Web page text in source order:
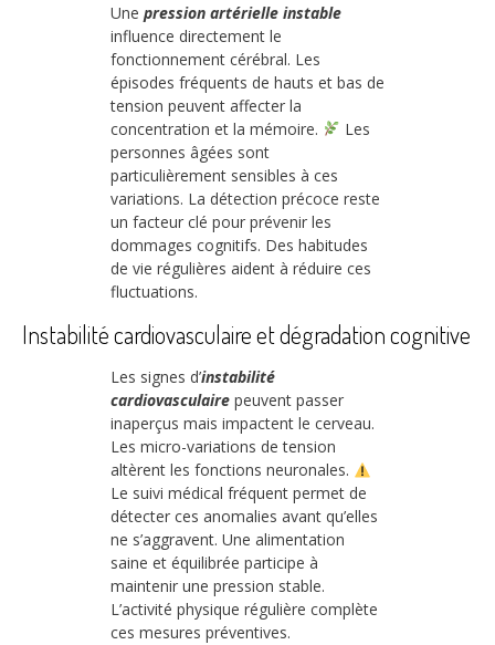
Une pression artérielle instable
influence directement le
fonctionnement cérébral. Les
épisodes fréquents de hauts et bas de
tension peuvent affecter la
concentration et la mémoire.
Les
personnes âgées sont
particulièrement sensibles à ces
variations. La détection précoce reste
un facteur clé pour prévenir les
dommages cognitifs. Des habitudes
de vie régulières aident à réduire ces
fluctuations.
Instabilité cardiovasculaire et dégradation cognitive
Les signes d’instabilité
cardiovasculaire peuvent passer
inaperçus mais impactent le cerveau.
Les micro-variations de tension
altèrent les fonctions neuronales.
Le suivi médical fréquent permet de
détecter ces anomalies avant qu’elles
ne s’aggravent. Une alimentation
saine et équilibrée participe à
maintenir une pression stable.
L’activité physique régulière complète
ces mesures préventives.